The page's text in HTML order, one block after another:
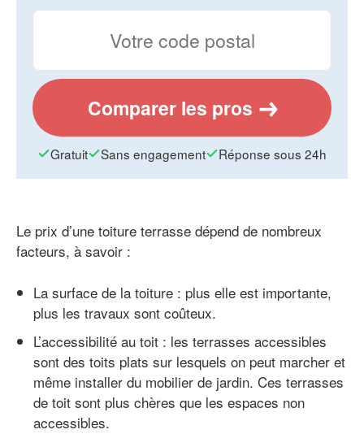
Comparer les pros
Gratuit Sans engagement Réponse sous 24h
Le prix d’une toiture terrasse dépend de nombreux
facteurs, à savoir :
La surface de la toiture : plus elle est importante,
plus les travaux sont coûteux.
L’accessibilité au toit : les terrasses accessibles
sont des toits plats sur lesquels on peut marcher et
même installer du mobilier de jardin. Ces terrasses
de toit sont plus chères que les espaces non
accessibles.